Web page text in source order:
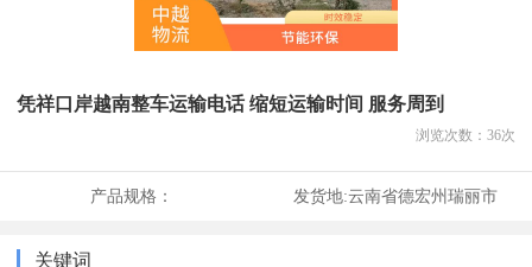
凭祥口岸越南整车运输电话 缩短运输时间 服务周到
浏览次数： 36次
产品规格： 发货地:云南省德宏州瑞丽市
关键词